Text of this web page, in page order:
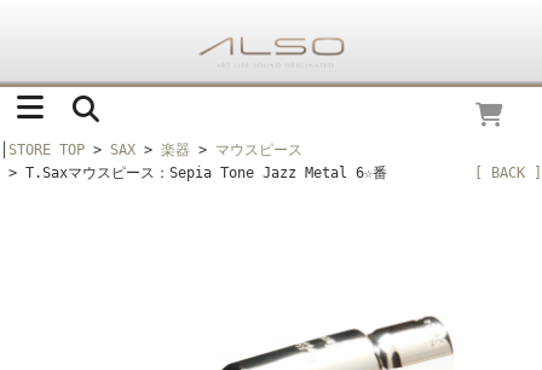
STORE TOP > SAX > 楽器 > マウスピース
> T.Saxマウスピース：Sepia Tone Jazz Metal 6☆番
[ BACK ]